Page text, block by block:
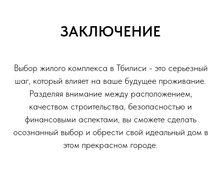
ЗАКЛЮЧЕНИЕ
Выбор жилого комплекса в Тбилиси - это серьезный
шаг, который влияет на ваше будущее проживание.
Разделяя внимание между расположением,
качеством строительства, безопасностью и
финансовыми аспектами, вы сможете сделать
осознанный выбор и обрести свой идеальный дом в
этом прекрасном городе.